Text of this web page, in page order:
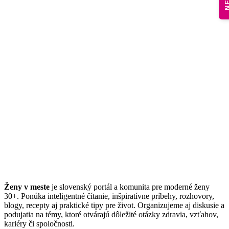
Ženy v meste je slovenský portál a komunita pre moderné ženy
30+. Ponúka inteligentné čítanie, inšpiratívne príbehy, rozhovory,
blogy, recepty aj praktické tipy pre život. Organizujeme aj diskusie a
podujatia na témy, ktoré otvárajú dôležité otázky zdravia, vzťahov,
kariéry či spoločnosti.